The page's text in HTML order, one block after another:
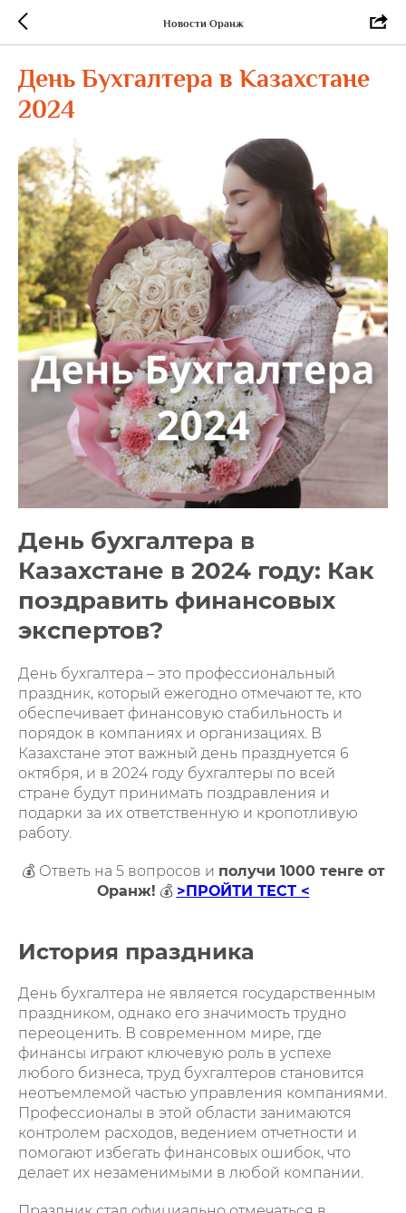
Новости Оранж
День Бухгалтера в Казахстане
2024
День бухгалтера в
Казахстане в 2024 году: Как
поздравить финансовых
экспертов?
День бухгалтера – это профессиональный
праздник, который ежегодно отмечают те, кто
обеспечивает финансовую стабильность и
порядок в компаниях и организациях. В
Казахстане этот важный день празднуется 6
октября, и в 2024 году бухгалтеры по всей
стране будут принимать поздравления и
подарки за их ответственную и кропотливую
работу.
💰 Ответь на 5 вопросов и получи 1000 тенге от
Оранж! 💰 >ПРОЙТИ ТЕСТ <
История праздника
День бухгалтера не является государственным
праздником, однако его значимость трудно
переоценить. В современном мире, где
финансы играют ключевую роль в успехе
любого бизнеса, труд бухгалтеров становится
неотъемлемой частью управления компаниями.
Профессионалы в этой области занимаются
контролем расходов, ведением отчетности и
помогают избегать финансовых ошибок, что
делает их незаменимыми в любой компании.